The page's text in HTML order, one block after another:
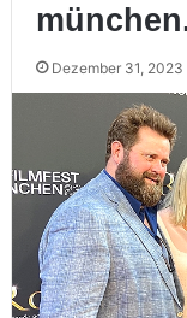
Dezember 31, 2023